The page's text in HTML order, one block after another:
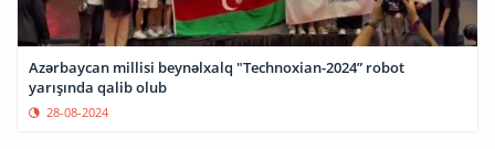
Azərbaycan millisi beynəlxalq "Technoxian-2024” robot
yarışında qalib olub
28-08-2024